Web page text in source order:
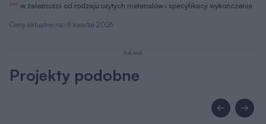
Ceny aktualne na: II kwartał 2026
*** w zależności od rodzaju użytych meteriałów i specyfikacji wykończenia
REKLAMA
Projekty podobne